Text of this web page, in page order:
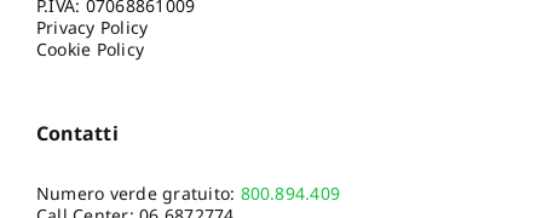
P.IVA: 07068861009
Privacy Policy
Cookie Policy
Contatti
Numero verde gratuito: 800.894.409